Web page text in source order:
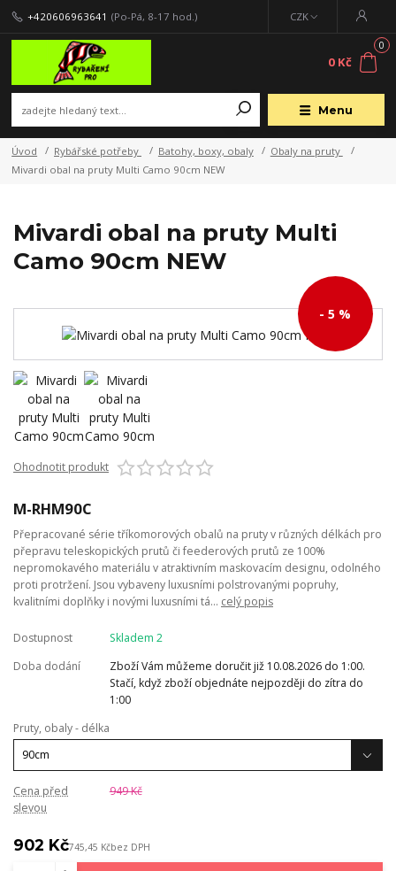
Menu
CZK
+420606963641 (Po-Pá, 8-17 hod.)
0
0 Kč
Úvod Rybářské potřeby Batohy, boxy, obaly
Obaly na pruty
Mivardi obal na pruty Multi Camo 90cm NEW
Mivardi obal na pruty Multi
Camo 90cm NEW
- 5 %
Ohodnotit produkt
M-RHM90C
Přepracované série tříkomorových obalů na pruty v různých délkách pro
přepravu teleskopických prutů či feederových prutů ze 100%
nepromokavého materiálu v atraktivním maskovacím designu, odolného
proti protržení. Jsou vybaveny luxusními polstrovanými popruhy,
kvalitními doplňky i novými luxusními tá... celý popis
Dostupnost
Skladem 2
Doba dodání
Zboží Vám můžeme doručit již 10.08.2026 do 1:00.
Stačí, když zboží objednáte nejpozději do zítra do
1:00
Pruty, obaly - délka
Cena před
slevou
949 Kč
902 Kč745,45 Kčbez DPH